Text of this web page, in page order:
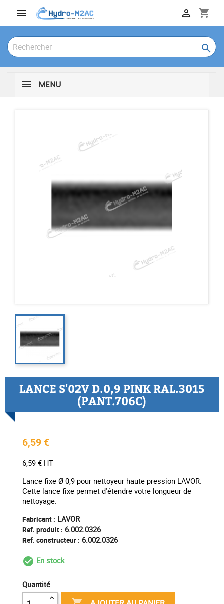
 shopping_cart


MENU
LANCE S'02V D.0,9 PINK RAL.3015
(PANT.706C)
6,59 €
6,59 € HT
Lance fixe Ø 0,9 pour nettoyeur haute pression LAVOR.
Cette lance fixe permet d'étendre votre longueur de
nettoyage.
Fabricant : LAVOR
Ref. produit : 6.002.0326
Ref. constructeur : 6.002.0326
check_circle_outline
En stock
Quantité